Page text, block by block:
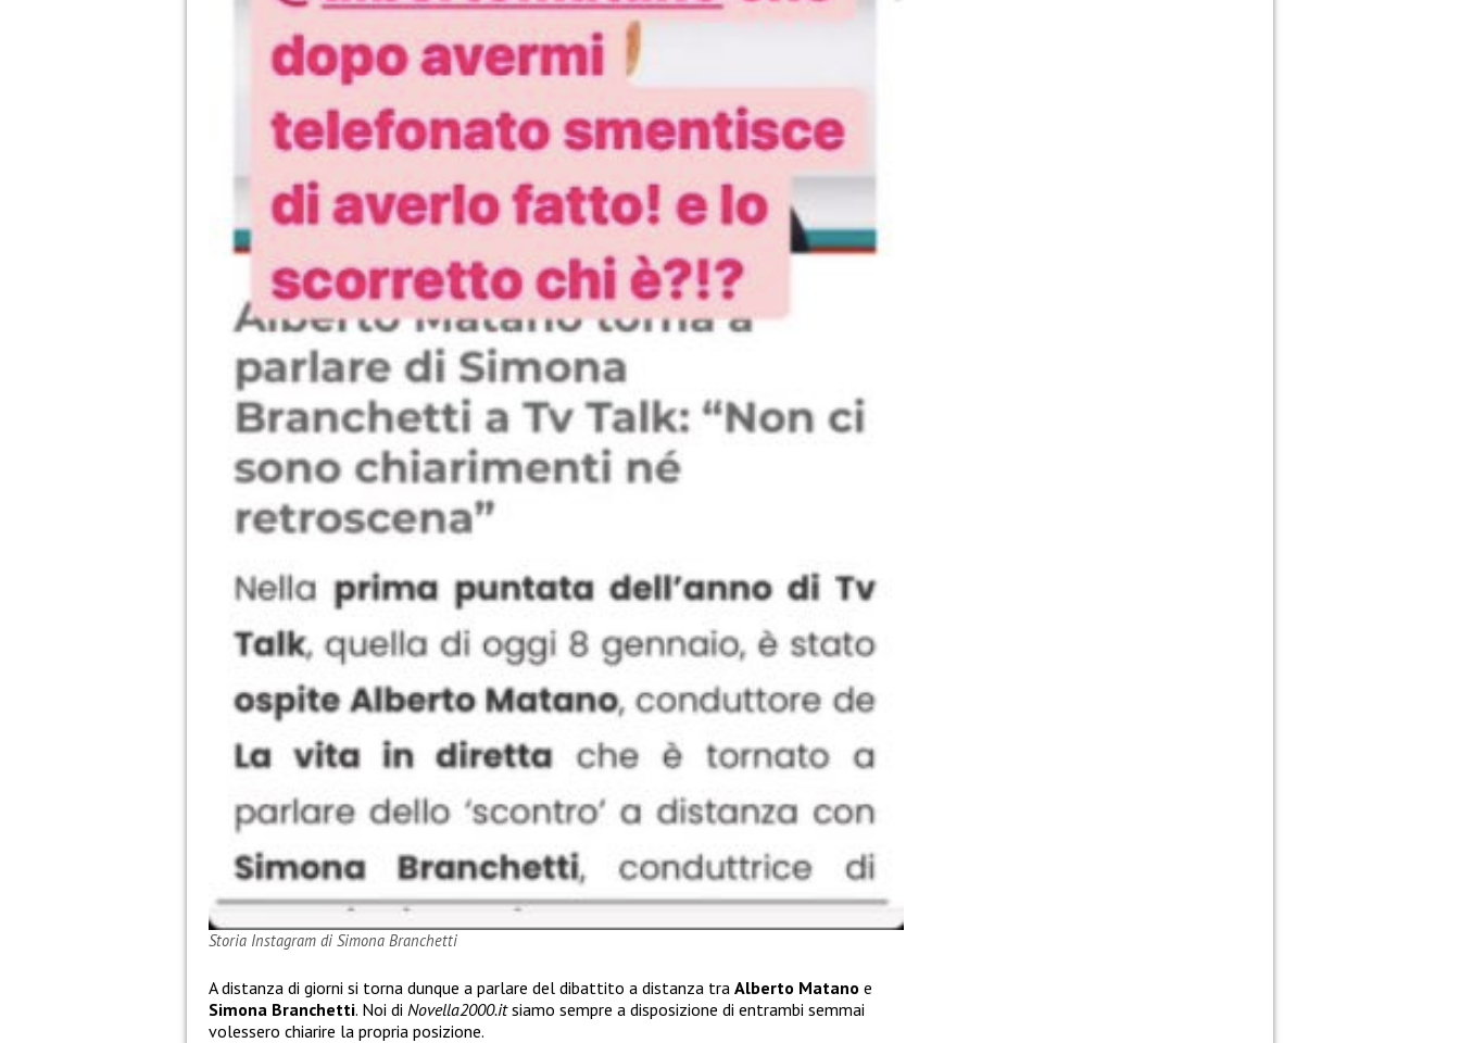
Storia Instagram di Simona Branchetti
A distanza di giorni si torna dunque a parlare del dibattito a distanza tra Alberto Matano e
Simona Branchetti. Noi di Novella2000.itsiamo sempre a disposizione di entrambi semmai
volessero chiarire la propria posizione.